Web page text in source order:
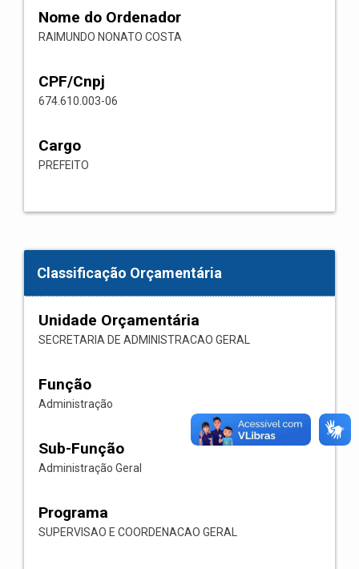
Nome do Ordenador
RAIMUNDO NONATO COSTA
CPF/Cnpj
674.610.003-06
Cargo
PREFEITO
Classificação Orçamentária
Unidade Orçamentária
SECRETARIA DE ADMINISTRACAO GERAL
Função
Administração
Sub-Função
Administração Geral
Programa
SUPERVISAO E COORDENACAO GERAL